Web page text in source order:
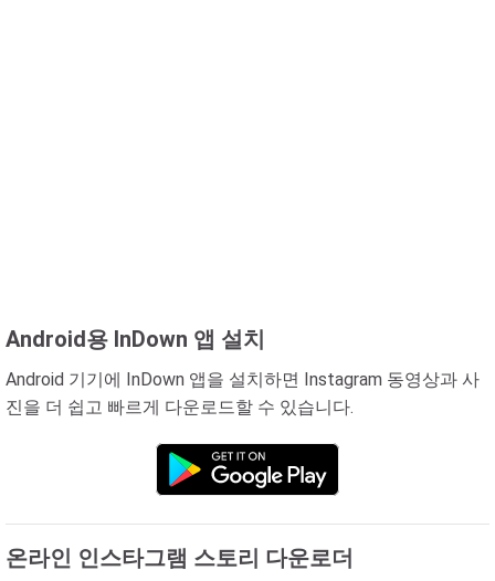
Android용 InDown 앱 설치
Android 기기에 InDown 앱을 설치하면 Instagram 동영상과 사
진을 더 쉽고 빠르게 다운로드할 수 있습니다.
온라인 인스타그램 스토리 다운로더